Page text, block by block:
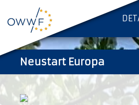
Neustart Europa